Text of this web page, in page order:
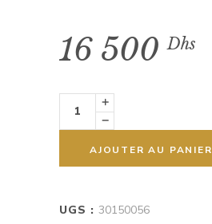
16 500Dhs
LOU
Tm
quantity
AJOUTER AU PANIER
UGS : 30150056